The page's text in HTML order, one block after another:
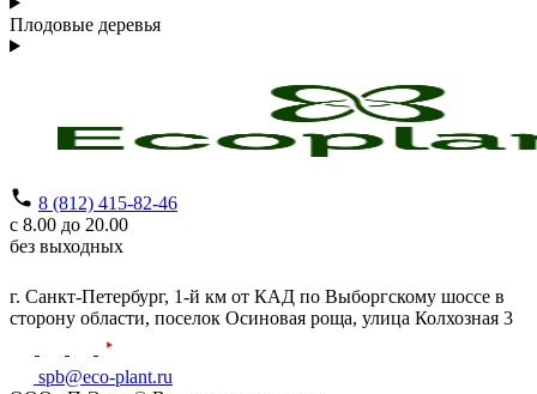
Плодовые деревья
8 (812) 415-82-46
с 8.00 до 20.00
без выходных
г. Санкт-Петербург, 1-й км от КАД по Выборгскому шоссе в
сторону области, поселок Осиновая роща, улица Колхозная 3
spb@eco-plant.ru